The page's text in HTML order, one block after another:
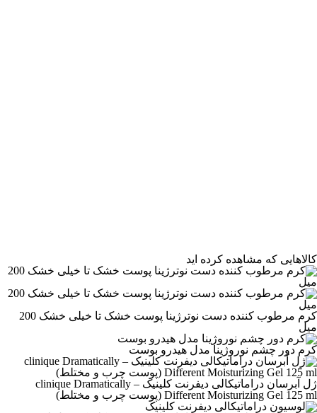
مرتب‌سازی محصولات
مرتب‌سازی:
پیش‌فرض
کالاهایی که مشاهده کرده اید
کرم مرطوب کننده دست نوترژینا پوست خشک تا خیلی خشک 200
میل
کرم دور چشم نوروژینا مدل هیدرو بوست
ژل آبرسان دراماتیکالی دیفرنت کلینیک – clinique Dramatically
Different Moisturizing Gel 125 ml (پوست چرب و مختلط)